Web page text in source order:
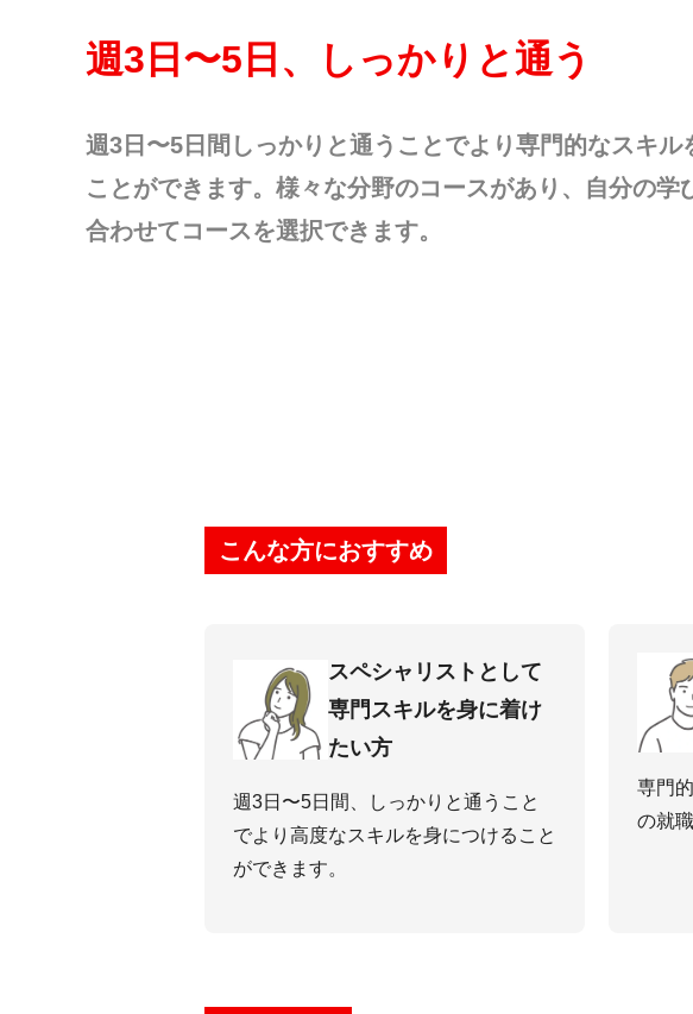
週3⽇〜5⽇、しっかりと通う
週3⽇〜5⽇間しっかりと通うことでより専⾨的なスキル
ことができます。様々な分野のコースがあり、⾃分の学
合わせてコースを選択できます。
こんな方におすすめ
スペシャリストとして
専⾨スキルを⾝に着け
たい⽅
週3⽇〜5⽇間、しっかりと通うこと
でより⾼度なスキルを⾝につけること
ができます。
専⾨
の就